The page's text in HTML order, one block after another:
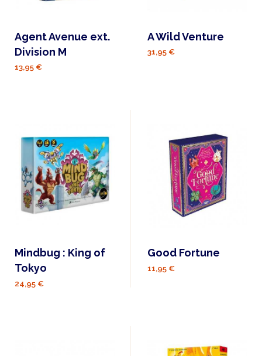
Agent Avenue ext.
Division M
13,95 €
A Wild Venture
31,95 €
Mindbug : King of
Tokyo
24,95 €
Good Fortune
11,95 €